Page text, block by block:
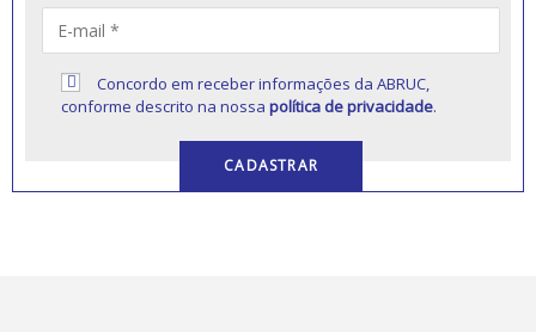
Concordo em receber informações da ABRUC,
conforme descrito na nossapolítica de privacidade.